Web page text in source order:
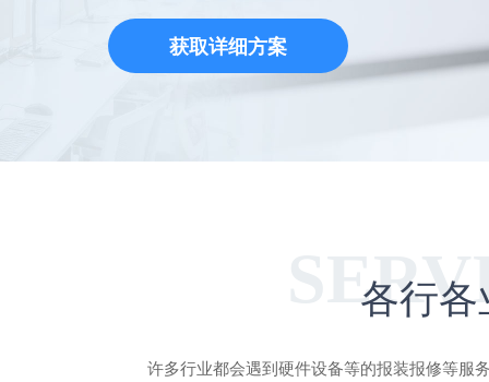
获取详细方案
各行
许多行业都会遇到硬件设备等的报装报修等服